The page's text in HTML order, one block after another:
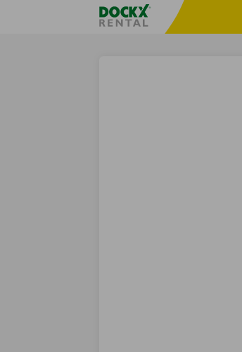
Taalselectie overslaanFratello DEMO